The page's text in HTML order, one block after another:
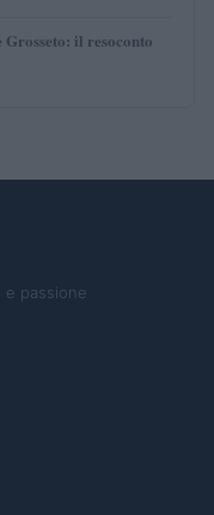
il resoconto
e passione